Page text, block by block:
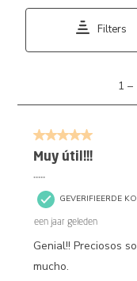
Filters
1
Beoordeling.
1 –
5 van 5 sterren.
Muy útil!!!
…..
GEVERIFIEERDE
een jaar geleden
Genial!! Preciosos
mucho.